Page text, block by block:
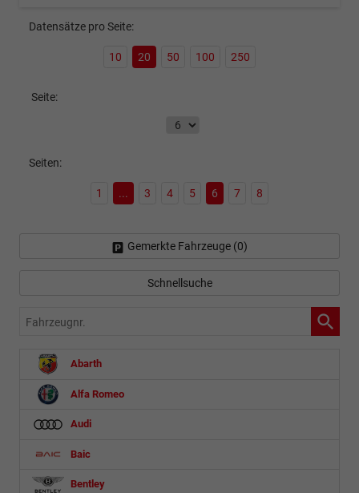
Datensätze pro Seite:
10 20 50 100 250
Seite:
Seiten:
1 ... 3 4 5 6 7 8
Gemerkte Fahrzeuge (0)
Schnellsuche
Fahrzeugnr.
Abarth
Alfa Romeo
Audi
Baic
Bentley